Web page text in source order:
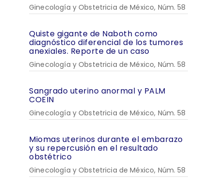
Ginecología y Obstetricia de México, Núm. 58
Quiste gigante de Naboth como
diagnóstico diferencial de los tumores
anexiales. Reporte de un caso
Ginecología y Obstetricia de México, Núm. 58
Sangrado uterino anormal y PALM
COEIN
Ginecología y Obstetricia de México, Núm. 58
Miomas uterinos durante el embarazo
y su repercusión en el resultado
obstétrico
Ginecología y Obstetricia de México, Núm. 58